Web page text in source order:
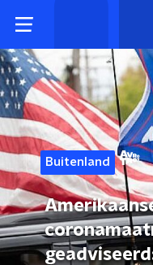
Buitenland